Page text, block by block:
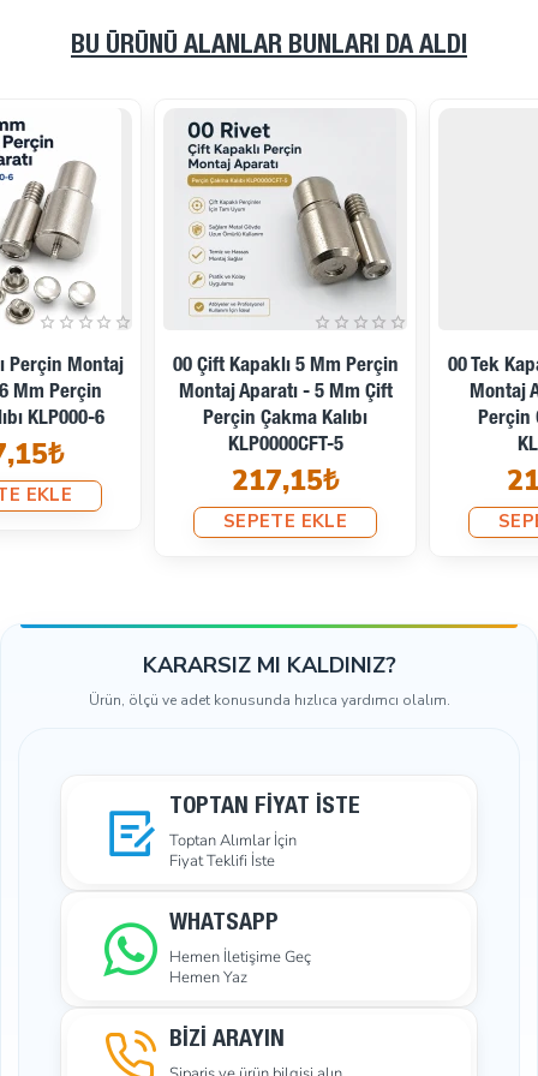
Sık Sorulan Sorular
1. Hangi Perçinlerle Uyumludur?
0 sistem 6 mm çift kapaklı perçinlerle uyumludur.
2. El Presinde Kullanılabilir Mi?
Evet.
3. Pnömatik Makinelerde Kullanılabilir Mi?
Evet.
4. Malzemesi Nedir?
Güçlendirilmiş ve su verilmiş çeliktir.
5. Özel Diş Ölçüsü Yapılabilir Mi?
Evet. Siparişe göre üretilebilir.
BU ÜRÜNÜ ALANLAR BUNLARI DA ALDI
00 Tek Kapaklı 5 Mm Perçin
Montaj Aparatı - 5 Mm
Perçin Çakma Kalıbı
217,15₺
SEPETE EKLE
33 Perçin Montaj Aparatı – 7
Mm Çaplı Çift Kapaklı Perçin
Çakma Kalıbı KLP0033CFT-7
KARARSIZ MI KALDINIZ?
Ürün, ölçü ve adet konusunda hızlıca yardımcı olalım.
TOPTAN FIYAT İSTE
Toptan Alımlar İçin
Fiyat Teklifi İste
WHATSAPP
Hemen İletişime Geç
Hemen Yaz
BİZİ ARAYIN